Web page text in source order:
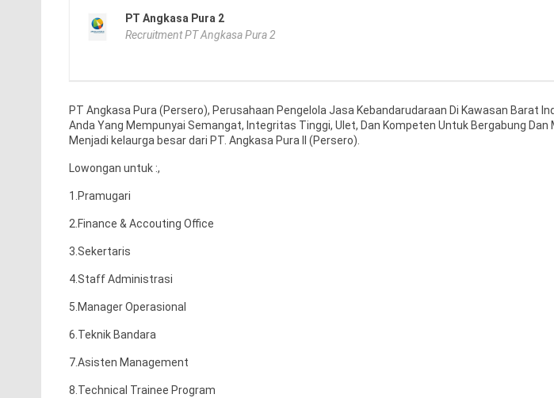
PT Angkasa Pura 2
Recruitment PT Angkasa Pura 2
PT Angkasa Pura (Persero), Perusahaan Pengelola Jasa Kebandarudaraan Di Kawasan Barat
Anda Yang Mempunyai Semangat, Integritas Tinggi, Ulet, Dan Kompeten Untuk Bergabung Dan
Menjadi kelaurga besar dari PT. Angkasa Pura II (Persero).
Lowongan untuk :,
1.Pramugari
2.Finance & Accouting Office
3.Sekertaris
4.Staff Administrasi
5.Manager Operasional
6.Teknik Bandara
7.Asisten Management
8.Technical Trainee Program